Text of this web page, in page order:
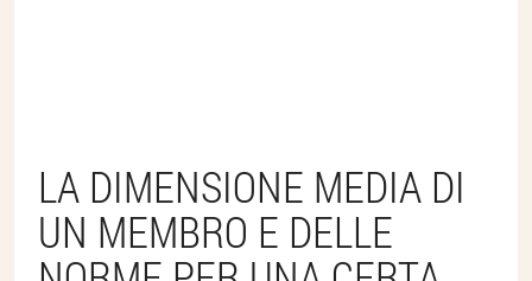
LA DIMENSIONE MEDIA DI
UN MEMBRO E DELLE